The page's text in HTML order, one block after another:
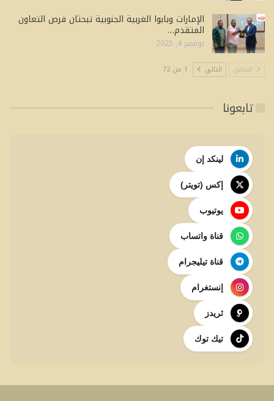
الإمارات وبابوا الغربية الجنوبية تبحثان فرص التعاون
المتقدم…
نوفمبر 4, 2025
السابق التالي 1 من 72
تابعونا
لينكد إن
إكس (تويتر)
يوتيوب
قناة واتساب
قناة تيليجرام
إنستغرام
ثريدز
تيك توك